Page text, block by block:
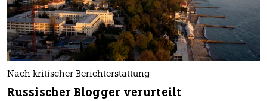
Nach kritischer Berichterstattung
Russischer Blogger verurteilt